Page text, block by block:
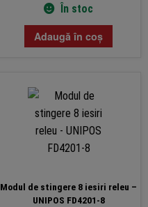
În stoc
Adaugă în coș
Modul de stingere 8 iesiri releu –
UNIPOS FD4201-8